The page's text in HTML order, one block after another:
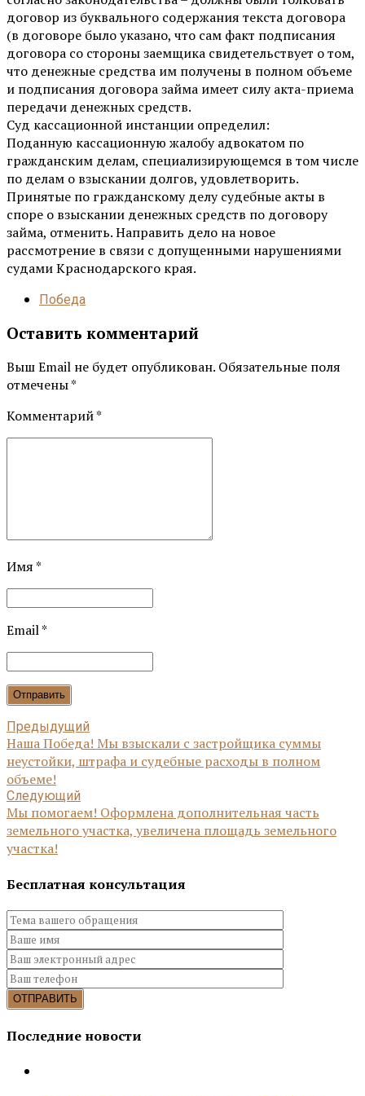
договор из буквального содержания текста договора
(в договоре было указано, что сам факт подписания
договора со стороны заемщика свидетельствует о том,
что денежные средства им получены в полном объеме
и подписания договора займа имеет силу акта-приема
передачи денежных средств.
Суд кассационной инстанции определил:
Поданную кассационную жалобу адвокатом по
гражданским делам, специализирующемся в том числе
по делам о взыскании долгов, удовлетворить.
Принятые по гражданскому делу судебные акты в
споре о взыскании денежных средств по договору
займа, отменить. Направить дело на новое
рассмотрение в связи с допущенными нарушениями
судами Краснодарского края.
Победа
Оставить комментарий
Выш Email не будет опубликован. Обязательные поля
отмечены *
Комментарий*
Имя *
Email *
Отправить
Предыдущий
Наша Победа! Мы взыскали с застройщика суммы
неустойки, штрафа и судебные расходы в полном
объеме!
Следующий
Мы помогаем! Оформлена дополнительная часть
земельного участка, увеличена площадь земельного
участка!
Бесплатная консультация
Последние новости